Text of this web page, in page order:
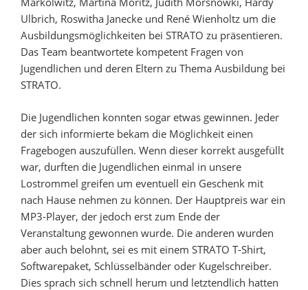
Ulbrich, Roswitha Janecke und René Wienholtz um die
Ausbildungsmöglichkeiten bei STRATO zu präsentieren.
Das Team beantwortete kompetent Fragen von
Jugendlichen und deren Eltern zu Thema Ausbildung bei
STRATO.
Die Jugendlichen konnten sogar etwas gewinnen. Jeder
der sich informierte bekam die Möglichkeit einen
Fragebogen auszufüllen. Wenn dieser korrekt ausgefüllt
war, durften die Jugendlichen einmal in unsere
Lostrommel greifen um eventuell ein Geschenk mit
nach Hause nehmen zu können. Der Hauptpreis war ein
MP3-Player, der jedoch erst zum Ende der
Veranstaltung gewonnen wurde. Die anderen wurden
aber auch belohnt, sei es mit einem STRATO T-Shirt,
Softwarepaket, Schlüsselbänder oder Kugelschreiber.
Dies sprach sich schnell herum und letztendlich hatten